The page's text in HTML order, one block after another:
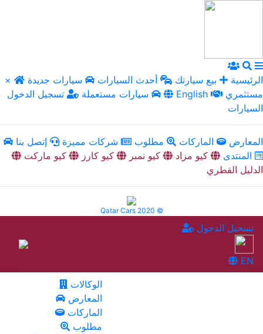
× الرئيسية بيع سيارتك أحدث السيارات
سيارات جديدة
سيارات مستعملة
تسجيل الدخول English
السيارات
المعارض الماركات مطلوب شركات مميزة
إتصل بنا
المنتدى
كيو مزاد كيو نمبر كيو كارز
كيو ماركت
الدليل القطري
Qatar Cars 2020 ©
تسجيل الدخول
EN
الوكالات
المعارض
الماركات
مطلوب